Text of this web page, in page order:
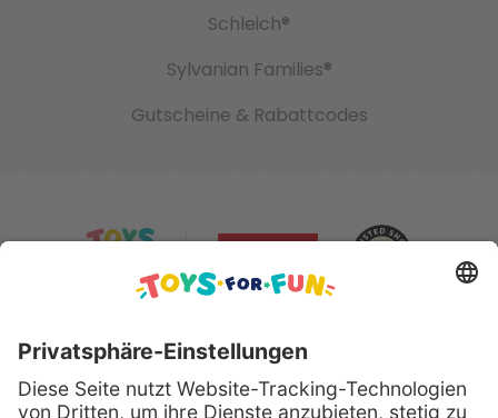
Schleich®
Sylvanian Families®
Gutscheine & Rabattcodes
Sicher bezahlen mit: